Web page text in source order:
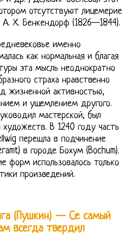
отсутствуют лицемерие
А. Х. Бенкендорф (1826—1844).
именно
как нормальная и благая
эта мысль неоднократно
страха нравственно
жизненной активностью,
и ущемлением другого.
мастерской, был
В 1240 году часть
перешла в подчинение
в городе Бохум (Bochum).
форм использовалось только
произведений.
(Пушкин) — Се самый
всегда твердил